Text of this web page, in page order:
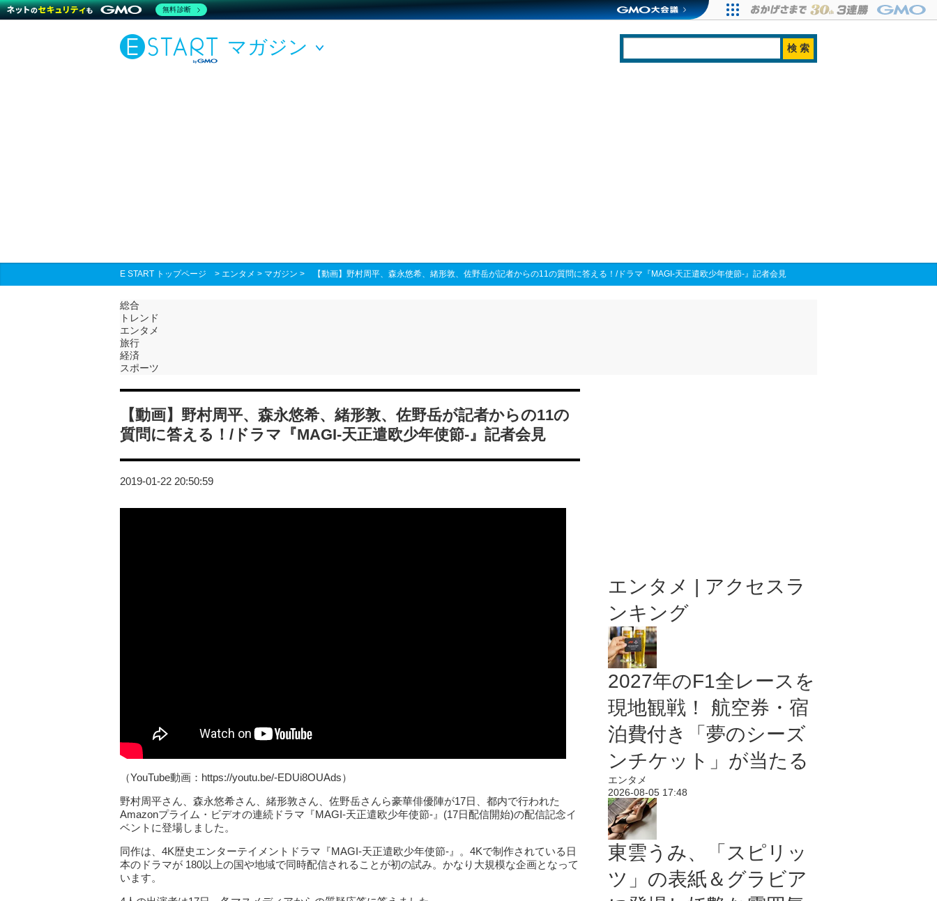
マガジン
E START トップページ > エンタメ > マガジン > 【動画】野村周平、森永悠希、緒形敦、佐野岳が記者からの11の質問に答える！/ドラマ『MAGI-天正遣欧少年使節-』記者会見
総合
トレンド
エンタメ
旅行
経済
スポーツ
【動画】野村周平、森永悠希、緒形敦、佐野岳が記者からの11の
質問に答える！/ドラマ『MAGI-天正遣欧少年使節-』記者会見
2019-01-22 20:50:59
（YouTube動画：https://youtu.be/-EDUi8OUAds）
野村周平さん、森永悠希さん、緒形敦さん、佐野岳さんら豪華俳優陣が17日、都内で行われた
Amazonプライム・ビデオの連続ドラマ『MAGI-天正遣欧少年使節-』(17日配信開始)の配信記念イ
ベントに登場しました。
同作は、4K歴史エンターテイメントドラマ『MAGI-天正遣欧少年使節-』。4Kで制作されている日
本のドラマが 180以上の国や地域で同時配信されることが初の試み。かなり大規模な企画となって
います。
エンタメ | アクセスラ
ンキング
2027年のF1全レースを
現地観戦！ 航空券・宿
泊費付き「夢のシーズ
ンチケット」が当たる
エンタメ
2026-08-05 17:48
東雲うみ、「スピリッ
ツ」の表紙＆グラビア
無料診断